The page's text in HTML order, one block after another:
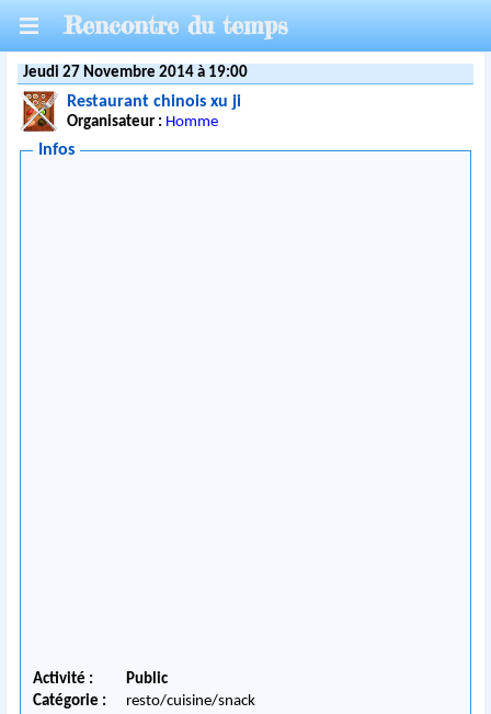
Rencontre du temps
Jeudi 27 Novembre 2014 à 19:00
Restaurant chinois xu ji
Organisateur : Homme
Infos
Activité :
Public
Catégorie :
resto/cuisine/snack